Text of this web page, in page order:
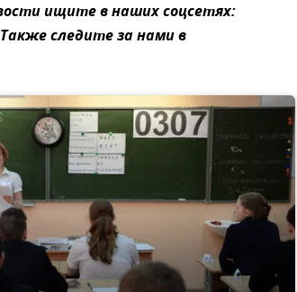
ищите в наших соцсетях:
следите за нами в